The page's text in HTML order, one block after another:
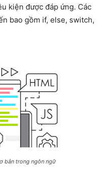
kiện được đáp ứng. Các
bao gồm if, else, switch,
bản trong ngôn ngữ